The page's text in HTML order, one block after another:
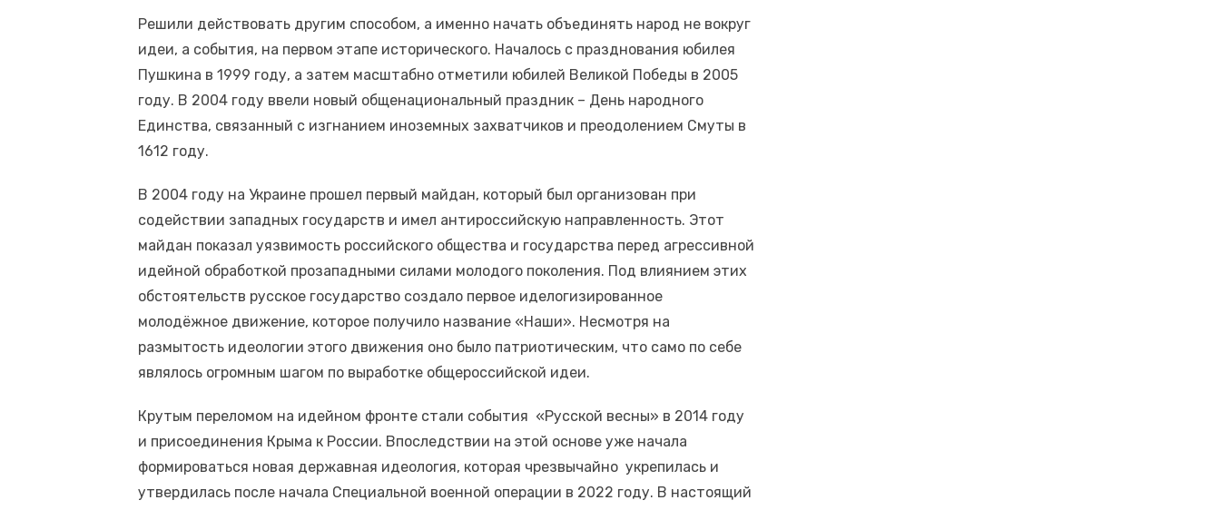
Решили действовать другим способом, а именно начать объединять народ не вокруг
идеи, а события, на первом этапе исторического. Началось с празднования юбилея
Пушкина в 1999 году, а затем масштабно отметили юбилей Великой Победы в 2005
году. В 2004 году ввели новый общенациональный праздник – День народного
Единства, связанный с изгнанием иноземных захватчиков и преодолением Смуты в
1612 году.
В 2004 году на Украине прошел первый майдан, который был организован при
содействии западных государств и имел антироссийскую направленность. Этот
майдан показал уязвимость российского общества и государства перед агрессивной
идейной обработкой прозападными силами молодого поколения. Под влиянием этих
обстоятельств русское государство создало первое иделогизированное
молодёжное движение, которое получило название «Наши». Несмотря на
размытость идеологии этого движения оно было патриотическим, что само по себе
являлось огромным шагом по выработке общероссийской идеи.
Крутым переломом на идейном фронте стали события «Русской весны» в 2014 году
и присоединения Крыма к России. Впоследствии на этой основе уже начала
формироваться новая державная идеология, которая чрезвычайно укрепилась и
утвердилась после начала Специальной военной операции в 2022 году. В настоящий